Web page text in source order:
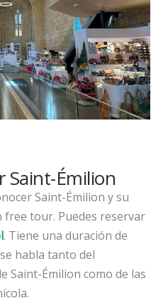
Saint-Émilion
Saint-Émilion y su
free tour. Puedes reservar
. Tiene una duración de
habla tanto del
Saint-Émilion como de las